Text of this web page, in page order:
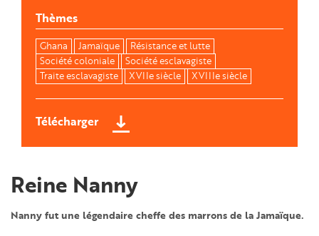
Thèmes
Ghana Jamaïque
Résistance et lutte
Société coloniale
Société esclavagiste
Traite esclavagiste
XVIIe siècle XVIIIe siècle
Télécharger
Reine Nanny
Nanny fut une légendaire cheffe des marrons de la Jamaïque.